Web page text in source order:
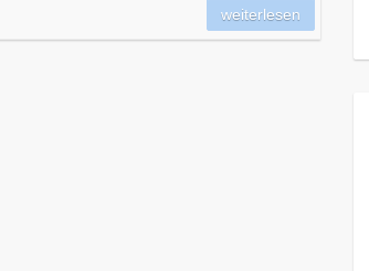
weiterlesen